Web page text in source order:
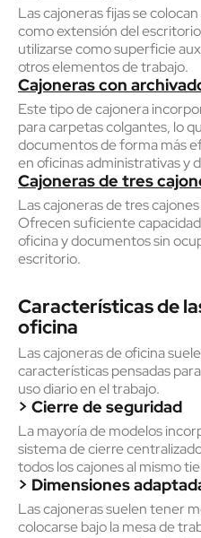
Las cajoneras fijas se
como extensión del
utilizarse como superficie
otros elementos de trabajo.
Cajoneras con
Este tipo de cajonera
para carpetas colgantes, lo
documentos de forma más
en oficinas administrativas y
Cajoneras de tres
Las cajoneras de tres
Ofrecen suficiente
oficina y documentos sin
escritorio.
Características de
oficina
Las cajoneras de oficina
características pensadas
uso diario en el trabajo.
> Cierre de seguridad
La mayoría de modelos
sistema de cierre
todos los cajones al mismo
> Dimensiones
Las cajoneras suelen tener
colocarse bajo la mesa de